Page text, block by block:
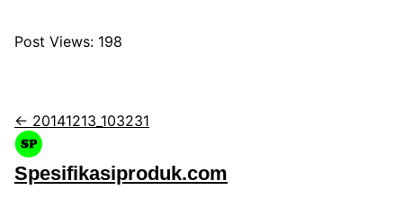
Post Views: 198
← 20141213_103231
Spesifikasiproduk.com